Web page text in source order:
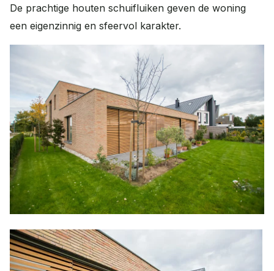
Vrijblijvende offerte
De prachtige houten schuifluiken geven de woning
een eigenzinnig en sfeervol karakter.